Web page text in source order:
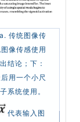
传统图像传
像传感使用
结论；下：
用一个小尺
系统使用。
代表输入图